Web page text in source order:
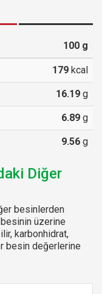
100 g
179 kcal
16.19 g
6.89 g
9.56 g
Diğer
besinlerden
üzerine
karbonhidrat,
besin değerlerine